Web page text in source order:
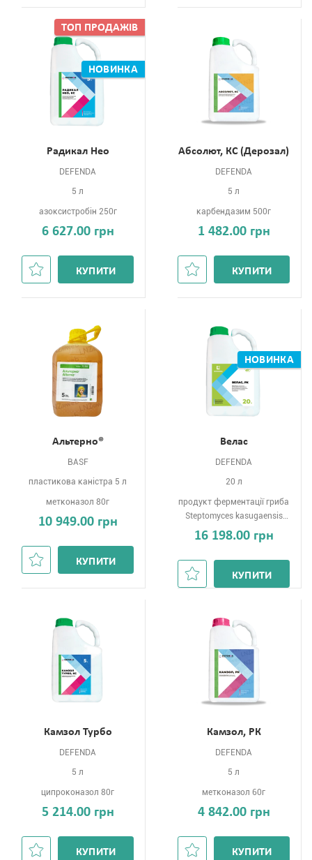
Радикал Нео
ТОП ПРОДАЖIВ
НОВИНКА
DEFENDA
5 л
азоксистробін 250г
6 627.00 грн
КУПИТИ
Абсолют, КС (Дерозал)
DEFENDA
5 л
карбендазим 500г
1 482.00 грн
КУПИТИ
Альтерно®
BASF
пластикова каністра 5 л
метконазол 80г
10 949.00 грн
КУПИТИ
Велас
НОВИНКА
DEFENDA
20 л
продукт ферментації гриба
Steptomyces kasugaensis
60г
16 198.00 грн
КУПИТИ
Камзол Турбо
DEFENDA
5 л
ципроконазол 80г
5 214.00 грн
КУПИТИ
Камзол, РК
DEFENDA
5 л
метконазол 60г
4 842.00 грн
КУПИТИ